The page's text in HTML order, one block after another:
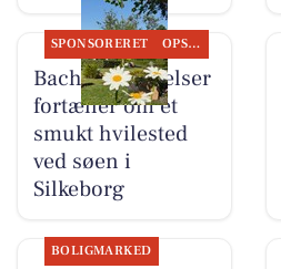
SPONSORERET OPSLAGSTAVLEN
Bachs Begravelser
fortæller om et
smukt hvilested
ved søen i
Silkeborg
BOLIGMARKED